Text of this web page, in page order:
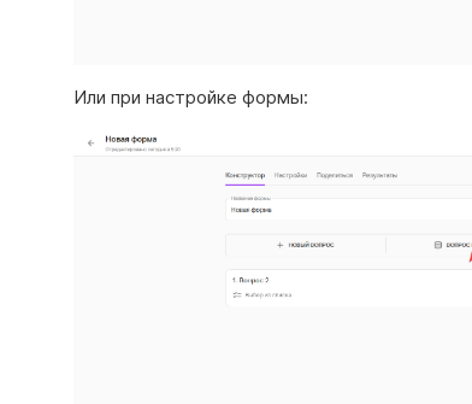
Или при настройке формы: